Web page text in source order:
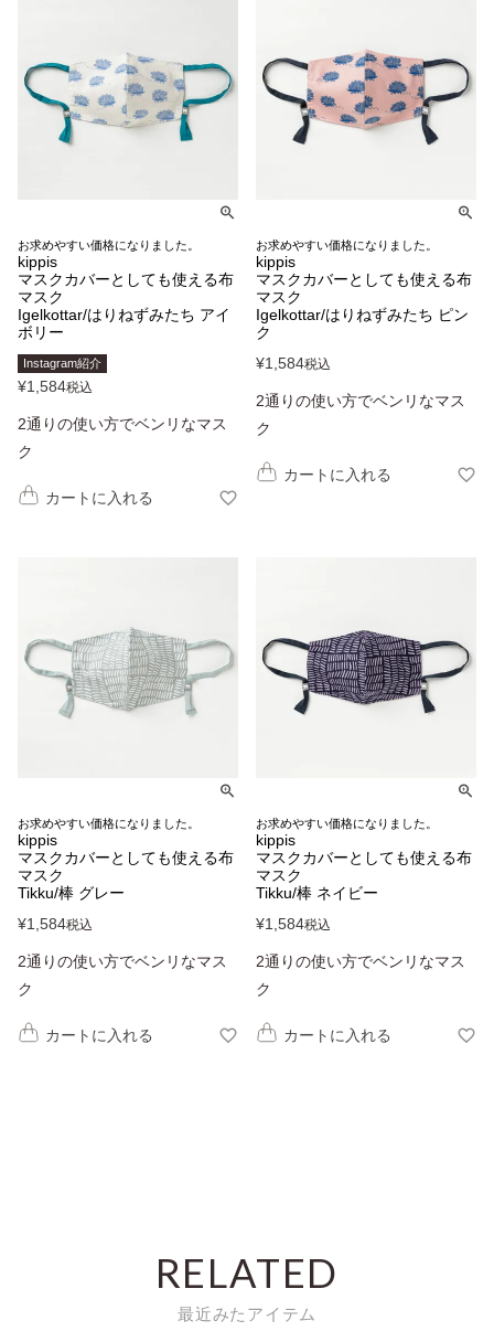
お求めやすい価格になりました。
kippis
マスクカバーとしても使える布
マスク
Igelkottar/はりねずみたち アイ
ボリー
Instagram紹介
¥1,584税込
2通りの使い方でベンリなマス
ク
カートに入れる
お求めやすい価格になりました。
kippis
マスクカバーとしても使える布
マスク
Igelkottar/はりねずみたち ピン
ク
¥1,584税込
2通りの使い方でベンリなマス
ク
カートに入れる
お求めやすい価格になりました。
kippis
マスクカバーとしても使える布
マスク
Tikku/棒 グレー
¥1,584税込
2通りの使い方でベンリなマス
ク
カートに入れる
お求めやすい価格になりました。
kippis
マスクカバーとしても使える布
マスク
Tikku/棒 ネイビー
¥1,584税込
2通りの使い方でベンリなマス
ク
カートに入れる
RELATED
最近みたアイテム